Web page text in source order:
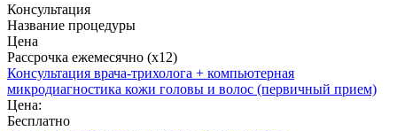
Консультация
Название процедуры
Цена
Рассрочка ежемесячно (x12)
Консультация врача-трихолога + компьютерная
микродиагностика кожи головы и волос (первичный прием)
Цена:
Бесплатно